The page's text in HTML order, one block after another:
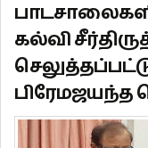
கல்வி
பிரேமஜயந்த